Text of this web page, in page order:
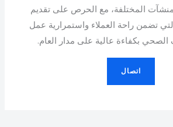
المختلفة، مع الحرص على تقديم
تضمن راحة العملاء واستمرارية عمل
بكفاءة عالية على مدار العام.
اتصال